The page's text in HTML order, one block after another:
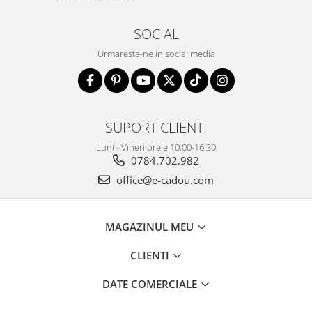
SOCIAL
Urmareste-ne in social media
SUPORT CLIENTI
Luni - Vineri orele 10.00-16.30
0784.702.982
office@e-cadou.com
MAGAZINUL MEU
CLIENTI
DATE COMERCIALE